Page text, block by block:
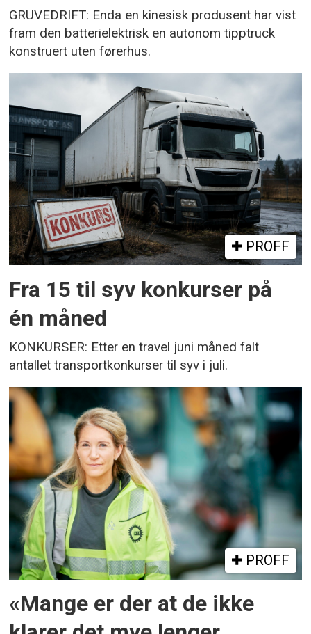
GRUVEDRIFT: Enda en kinesisk produsent har vist
fram den batterielektrisk en autonom tipptruck
konstruert uten førerhus.
PROFF
Fra 15 til syv konkurser på
én måned
KONKURSER: Etter en travel juni måned falt
antallet transportkonkurser til syv i juli.
PROFF
«Mange er der at de ikke